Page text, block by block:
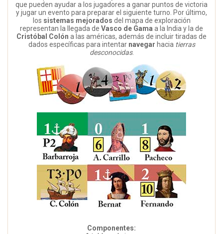
que pueden ayudar a los jugadores a ganar puntos de victoria
y jugar un evento para preparar el siguiente turno. Por último,
los sistemas mejorados del mapa de exploración
representan la llegada de Vasco de Gama a la India y la de
Cristóbal Colón a las américas, además de incluir tiradas de
dados específicas para intentar navegar hacia tierras
desconocidas.
Componentes: